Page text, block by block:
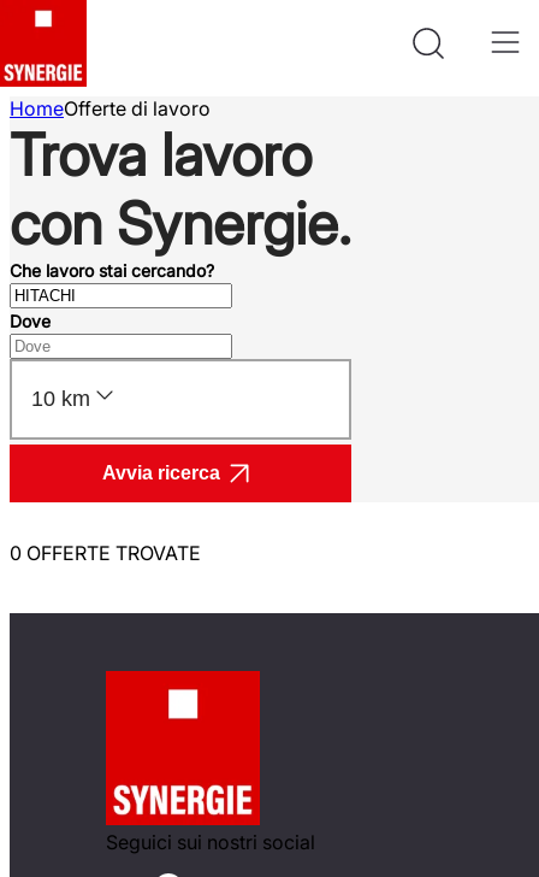
HomeOfferte di lavoro
Trova lavoro
con Synergie.
Che lavoro stai cercando?
Dove
10 km
Avvia ricerca
0 OFFERTE TROVATE
Seguici sui nostri social